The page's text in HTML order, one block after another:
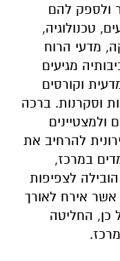
ולספק להם
טכנולוגיה,
מדעי הרוח
מגיעים
וקורסים
וסקרנות. ברכה
ולמצטיינים
להרחיב את
במרכז,
לצפיפות
אירח לאורך
כן, החליטה